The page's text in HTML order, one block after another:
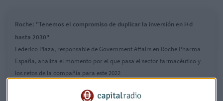
Roche: "Tenemos el compromiso de duplicar la inversión en i+d
hasta 2030"
Federico Plaza, responsable de Government Affairs en Roche Pharma
España, analiza el momento por el que pasa el sector farmacéutico y
los retos de la compañía para este 2022